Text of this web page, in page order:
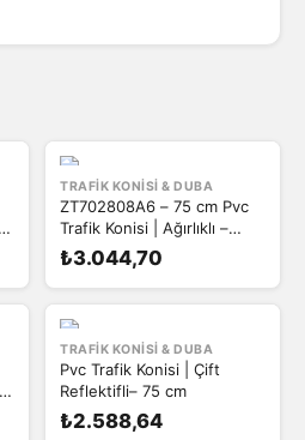
TRAFIK KONISI & DUBA
ZT702808A6 – 75 cm Pvc
Trafik Konisi | Ağırlıklı –
Reflektifsiz
₺3.044,70
TRAFIK KONISI & DUBA
Pvc Trafik Konisi | Çift
Reflektifli– 75 cm
₺2.588,64